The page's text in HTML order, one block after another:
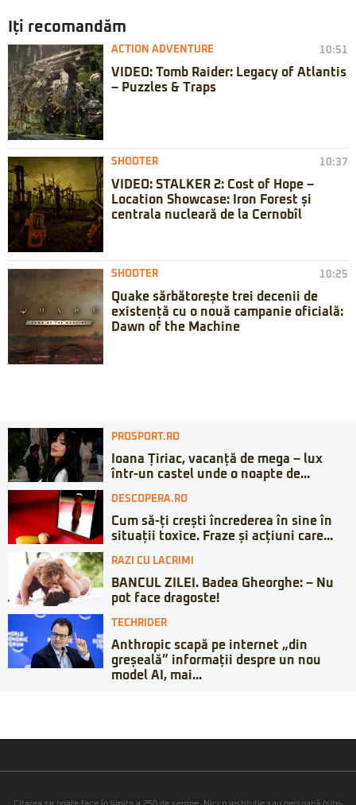
Iți recomandăm
ACTION ADVENTURE 10:51
VIDEO: Tomb Raider: Legacy of Atlantis
– Puzzles & Traps
SHOOTER 10:37
VIDEO: STALKER 2: Cost of Hope –
Location Showcase: Iron Forest și
centrala nucleară de la Cernobîl
SHOOTER 10:25
Quake sărbătorește trei decenii de
existență cu o nouă campanie oficială:
Dawn of the Machine
PROSPORT.RO
Ioana Țiriac, vacanță de mega – lux
într-un castel unde o noapte de...
DESCOPERA.RO
Cum să-ți crești încrederea în sine în
situații toxice. Fraze și acțiuni care...
RAZI CU LACRIMI
BANCUL ZILEI. Badea Gheorghe: – Nu
pot face dragoste!
TECHRIDER
Anthropic scapă pe internet „din
greșeală” informații despre un nou
model AI, mai...